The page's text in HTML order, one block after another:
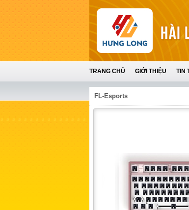
TRANG CHỦ GIỚI THIỆU TIN
FL-Esports